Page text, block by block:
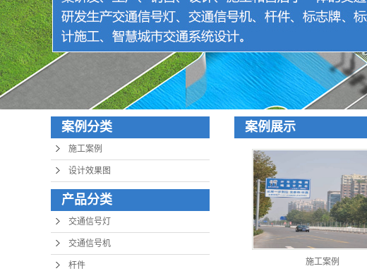
一体化信号灯杆
倒计时器
太阳能爆闪灯系列
信号灯专用配件
标志标牌
案例分类
施工案例
设计效果图
产品分类
交通信号灯
交通信号机
杆件
案例展示
施工案例